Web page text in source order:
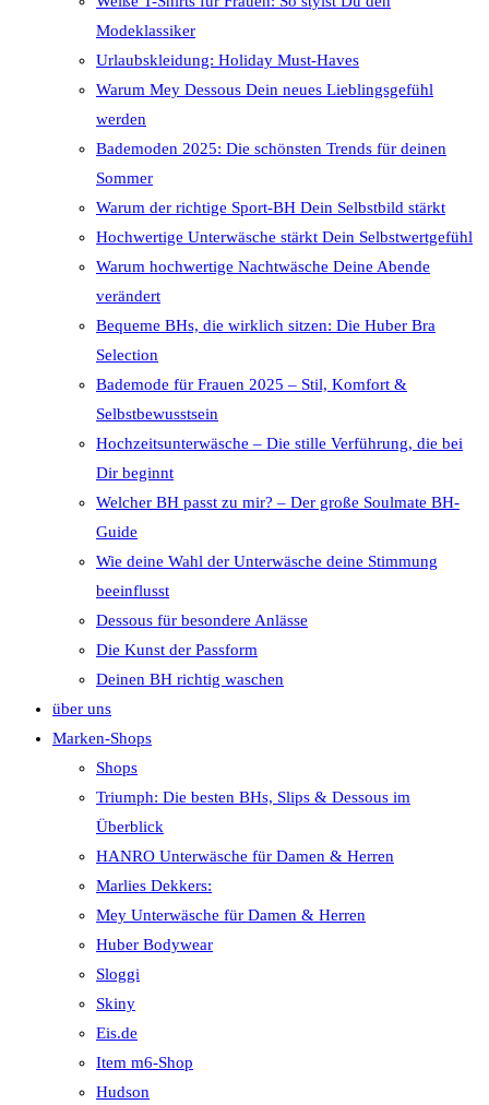
Modeklassiker
Urlaubskleidung: Holiday Must-Haves
Warum Mey Dessous Dein neues Lieblingsgefühl
werden
Bademoden 2025: Die schönsten Trends für deinen
Sommer
Warum der richtige Sport-BH Dein Selbstbild stärkt
Hochwertige Unterwäsche stärkt Dein Selbstwertgefühl
Warum hochwertige Nachtwäsche Deine Abende
verändert
Bequeme BHs, die wirklich sitzen: Die Huber Bra
Selection
Bademode für Frauen 2025 – Stil, Komfort &
Selbstbewusstsein
Hochzeitsunterwäsche – Die stille Verführung, die bei
Dir beginnt
Welcher BH passt zu mir? – Der große Soulmate BH-
Guide
Wie deine Wahl der Unterwäsche deine Stimmung
beeinflusst
Dessous für besondere Anlässe
Die Kunst der Passform
Deinen BH richtig waschen
über uns
Marken-Shops
Shops
Triumph: Die besten BHs, Slips & Dessous im
Überblick
HANRO Unterwäsche für Damen & Herren
Marlies Dekkers:
Mey Unterwäsche für Damen & Herren
Huber Bodywear
Sloggi
Skiny
Eis.de
Item m6-Shop
Hudson